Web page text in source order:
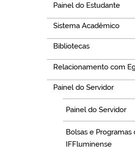
Painel do Estudante
Sistema Acadêmico
Bibliotecas
Relacionamento com
Painel do Servidor
Painel do Servidor
Bolsas e
IFFluminense